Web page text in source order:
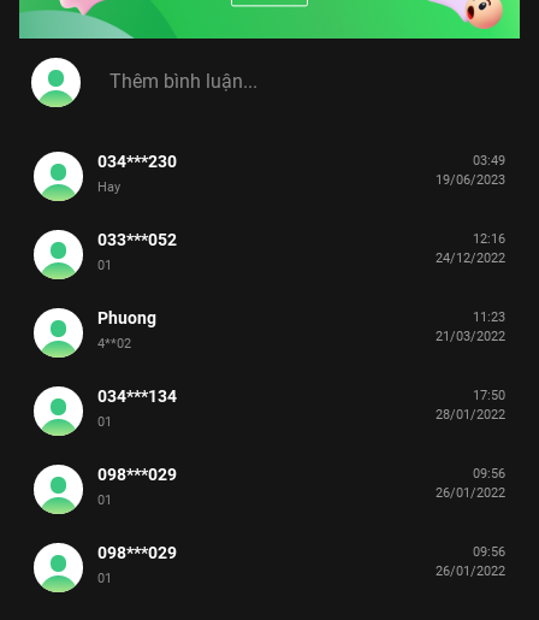
034***230
Hay
03:49
19/06/2023
033***052
01
12:16
24/12/2022
Phuong
4**02
11:23
21/03/2022
034***134
01
17:50
28/01/2022
098***029
01
09:56
26/01/2022
098***029
01
09:56
26/01/2022